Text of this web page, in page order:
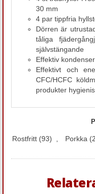
30 mm
4 par tippfria
Dörren är
tåliga
självstängande
Effektiv
Effektivt och
CFC/HCFC
produkter
Rostfritt (93) Porkka